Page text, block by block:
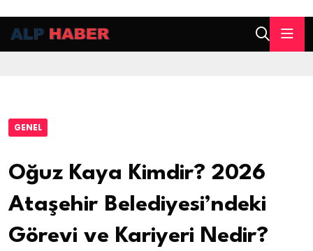
GENEL
Oğuz Kaya Kimdir? 2026
Ataşehir Belediyesi’ndeki
Görevi ve Kariyeri Nedir?